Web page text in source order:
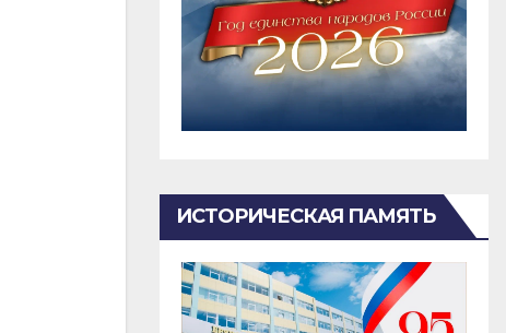
ИСТОРИЧЕСКАЯ ПАМЯТЬ